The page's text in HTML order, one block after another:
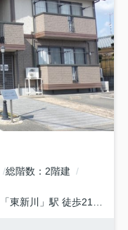
総階数
2階建
「東新川 」駅 徒歩21分